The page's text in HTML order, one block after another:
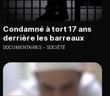
Condamné à tort 17 ans
derrière les barreaux
DOCUMENTAIRES SOCIÉTÉ